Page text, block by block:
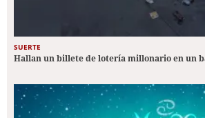
SUERTE
Hallan un billete de lotería millonario en un